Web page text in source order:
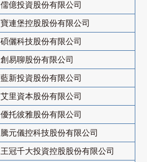
儒億投資股份有限公司
寶連堡控股股份有限公司
碩儷科技股份有限公司
創易聊股份有限公司
藍新投資股份有限公司
艾里資本股份有限公司
優托彼雅股份有限公司
騰元儀控科技股份有限公司
王冠千大投資控股股份有限公司